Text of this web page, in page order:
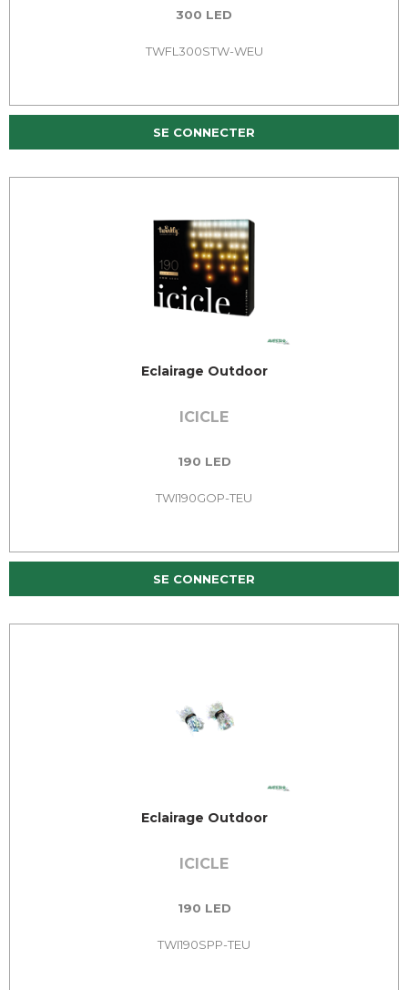
300 LED
TWFL300STW-WEU
SE CONNECTER
Eclairage Outdoor
ICICLE
190 LED
TWI190GOP-TEU
SE CONNECTER
Eclairage Outdoor
ICICLE
190 LED
TWI190SPP-TEU